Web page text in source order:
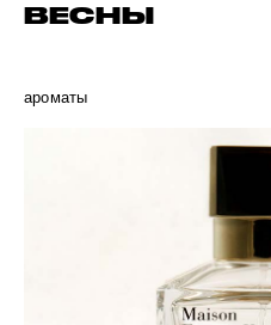
ВЕСНЫ
ароматы